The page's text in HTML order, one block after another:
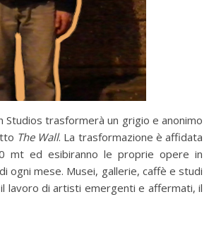
Studios trasformerà un grigio e anonimo
The Wall. La trasformazione è affidata
mt ed esibiranno le proprie opere in
ogni mese. Musei, gallerie, caffè e studi
lavoro di artisti emergenti e affermati, il
news